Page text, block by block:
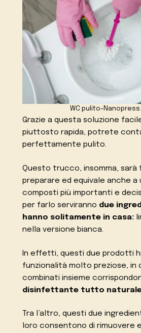
WC pulito-
Grazie a questa soluzione
piuttosto rapida, potrete
perfettamente pulito.
Questo trucco, insomma, sarà
preparare ed equivale anche a
composti più importanti e
per farlo serviranno due
hanno solitamente in casa:
nella versione bianca.
In effetti, questi due prodotti
funzionalità molto preziose, in
combinati insieme
disinfettante tutto
Tra l’altro, questi due
loro consentono di rimuovere